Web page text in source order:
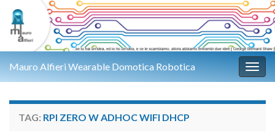
Mauro Alfieri Wearable Domotica Robotica
TAG: RPI ZERO W ADHOC WIFI DHCP